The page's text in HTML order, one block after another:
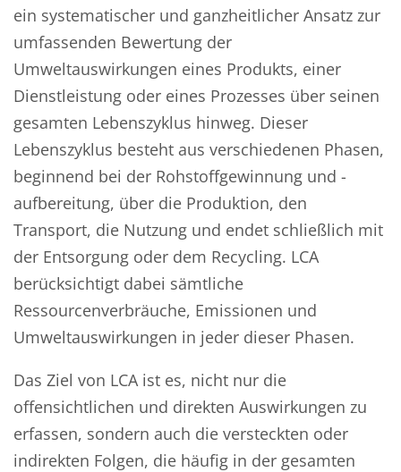
ein systematischer und ganzheitlicher Ansatz zur
umfassenden Bewertung der
Umweltauswirkungen eines Produkts, einer
Dienstleistung oder eines Prozesses über seinen
gesamten Lebenszyklus hinweg. Dieser
Lebenszyklus besteht aus verschiedenen Phasen,
beginnend bei der Rohstoffgewinnung und -
aufbereitung, über die Produktion, den
Transport, die Nutzung und endet schließlich mit
der Entsorgung oder dem Recycling. LCA
berücksichtigt dabei sämtliche
Ressourcenverbräuche, Emissionen und
Umweltauswirkungen in jeder dieser Phasen.
Das Ziel von LCA ist es, nicht nur die
offensichtlichen und direkten Auswirkungen zu
erfassen, sondern auch die versteckten oder
indirekten Folgen, die häufig in der gesamten